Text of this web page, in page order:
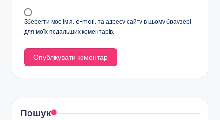
Зберегти моє ім'я, e-mail, та адресу сайту в цьому браузері
для моїх подальших коментарів.
Пошук